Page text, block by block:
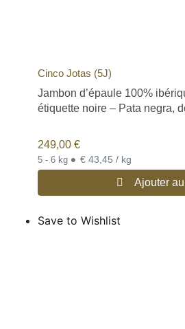
Cinco Jotas (5J)
Jambon d’épaule 100%
étiquette noire – Pata negra,
249,00 €
5 - 6 kg • € 43,45 / kg
Ajouter
Save to Wishlist